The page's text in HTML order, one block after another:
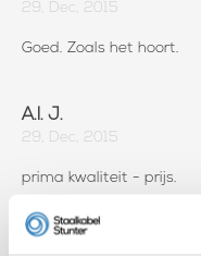
29, Dec, 2015
Goed. Zoals het hoort.
A.I. J.
29, Dec, 2015
prima kwaliteit - prijs.